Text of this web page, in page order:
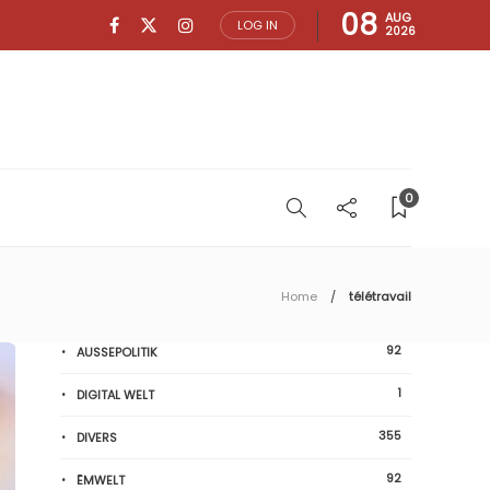
LOG IN 08 AUG
2026
0
Home télétravail
AUSSEPOLITIK 92
DIGITAL WELT 1
DIVERS 355
ËMWELT 92